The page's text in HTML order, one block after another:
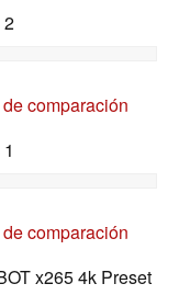
2
comparación
comparación
x265 4k Preset